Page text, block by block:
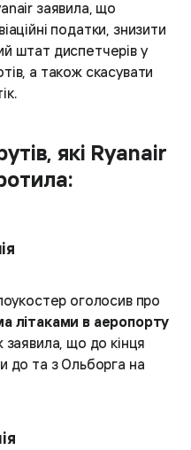
заявила, що
податки, знизити
штат диспетчерів у
а також скасувати
які Ryanair
оголосив про
літаками в аеропорту
заявила, що до кінця
до та з Ольборга на